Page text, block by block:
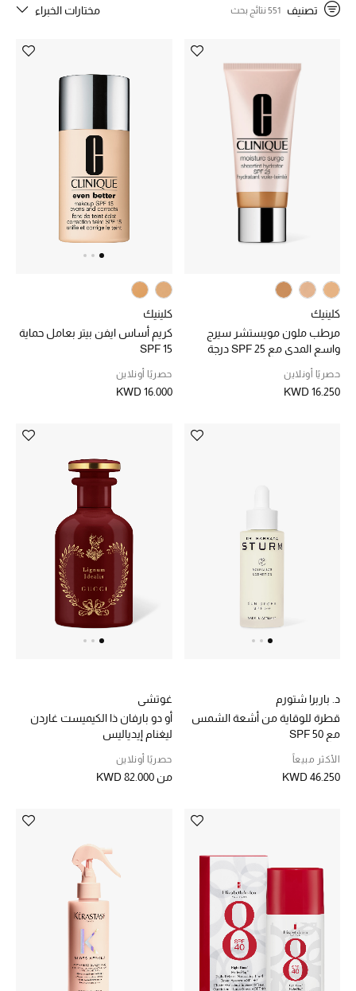
تسوقوا الآن
ما وصلنا حديثاً
ما وصلنا حديثاً
الحقائب النسائية
أحذية النسائية
نسوقوا أحدث ما وصلنا
عرض جميع المنتجات
خصومات
ركن أناقة المنتجعات
حصريًا عبر الإنترنت
جميع إصدارتنا النسائية
تشكيلة المناسبات للنساء
تصنيف 551 نتائج بحث مختارات الخبراء
كلينيك
مرطب ملون مويستشر سيرج
واسع المدى مع SPF 25 درجة
حصريًا أونلاين
KWD 16.250
كلينيك
كريم أساس ايفن بيتر بعامل حماية
SPF 15
حصريًا أونلاين
KWD 16.000
د. باربرا شتورم
قطرة للوقاية من أشعة الشمس
مع SPF 50
الأكثر مبيعاً
KWD 46.250
غوتشي
أو دو بارفان ذا الكيميست غاردن
ليغنام إيدياليس
حصريًا أونلاين
من KWD 82.000